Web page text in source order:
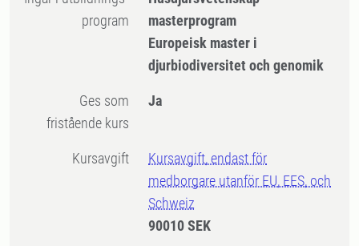
program
masterprogram
Europeisk master i
djurbiodiversitet och genomik
Ges som
fristående kurs
Ja
Kursavgift
Kursavgift, endast för
medborgare utanför EU, EES, och
Schweiz
90010 SEK